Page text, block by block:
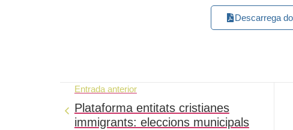
Descarrega
Entrada anterior
Plataforma entitats cristianes
immigrants: eleccions municipals